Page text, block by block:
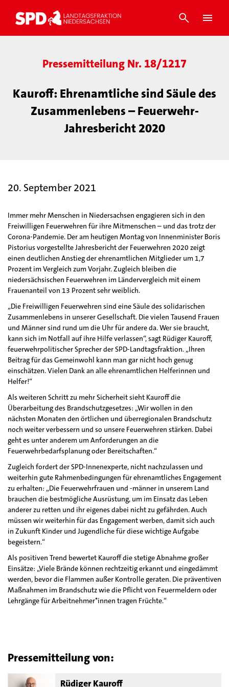
Pressemitteilung Nr. 18/1217
Kauroff: Ehrenamtliche sind Säule des
Zusammenlebens – Feuerwehr-
Jahresbericht 2020
20. September 2021
Immer mehr Menschen in Niedersachsen engagieren sich in den
Freiwilligen Feuerwehren für ihre Mitmenschen – und das trotz der
Corona-Pandemie. Der am heutigen Montag von Innenminister Boris
Pistorius vorgestellte Jahresbericht der Feuerwehren 2020 zeigt
einen deutlichen Anstieg der ehrenamtlichen Mitglieder um 1,7
Prozent im Vergleich zum Vorjahr. Zugleich bleiben die
niedersächsischen Feuerwehren im Ländervergleich mit einem
Frauenanteil von 13 Prozent sehr weiblich.
„Die Freiwilligen Feuerwehren sind eine Säule des solidarischen
Zusammenlebens in unserer Gesellschaft. Die vielen Tausend Frauen
und Männer sind rund um die Uhr für andere da. Wer sie braucht,
kann sich im Notfall auf ihre Hilfe verlassen“, sagt Rüdiger Kauroff,
feuerwehrpolitischer Sprecher der SPD-Landtagsfraktion. „Ihren
Beitrag für das Gemeinwohl kann man gar nicht hoch genug
einschätzen. Vielen Dank an alle ehrenamtlichen Helferinnen und
Helfer!“
Als weiteren Schritt zu mehr Sicherheit sieht Kauroff die
Überarbeitung des Brandschutzgesetzes: „Wir wollen in den
nächsten Monaten den örtlichen und überregionalen Brandschutz
noch weiter verbessern und so unsere Feuerwehren stärken. Dabei
geht es unter anderem um Anforderungen an die
Feuerwehrbedarfsplanung oder Bereitschaften.“
Zugleich fordert der SPD-Innenexperte, nicht nachzulassen und
weiterhin gute Rahmenbedingungen für ehrenamtliches Engagement
zu erhalten: „Die Feuerwehrfrauen und -männer in unserem Land
brauchen die bestmögliche Ausrüstung, um im Einsatz das Leben
anderer zu retten und ihr eigenes dabei nicht zu gefährden. Auch
müssen wir weiterhin für das Engagement werben, damit sich auch
in Zukunft Kinder und Jugendliche für diese wichtige Aufgabe
begeistern.“
Als positiven Trend bewertet Kauroff die stetige Abnahme großer
Einsätze: „Viele Brände können rechtzeitig erkannt und eingedämmt
werden, bevor die Flammen außer Kontrolle geraten. Die präventiven
Maßnahmen im Brandschutz wie die Pflicht von Feuermeldern oder
Lehrgänge für Arbeitnehmer*innen tragen Früchte.“
Pressemitteilung von:
Rüdiger Kauroff